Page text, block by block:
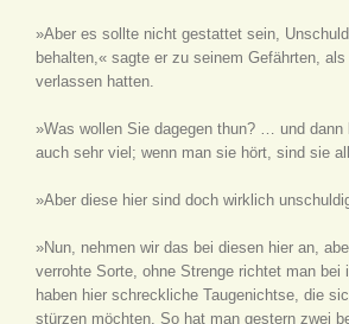
»Aber es sollte nicht gestattet sein,
behalten,« sagte er zu seinem Gefährten,
verlassen hatten.
»Was wollen Sie dagegen thun? … und dann
auch sehr viel; wenn man sie hört, sind sie
»Aber diese hier sind doch wirklich
»Nun, nehmen wir das bei diesen hier an,
verrohte Sorte, ohne Strenge richtet man bei
haben hier schreckliche Taugenichtse, die
stürzen möchten. So hat man gestern zwei